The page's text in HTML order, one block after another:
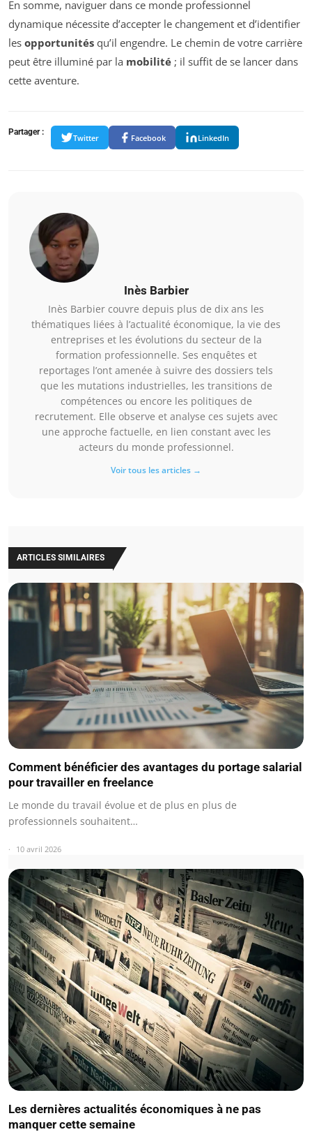
En somme, naviguer dans ce monde professionnel
dynamique nécessite d’accepter le changement et d’identifier
les opportunités qu’il engendre. Le chemin de votre carrière
peut être illuminé par la mobilité ; il suffit de se lancer dans
cette aventure.
Partager :
Twitter Facebook LinkedIn
Inès Barbier
Inès Barbier couvre depuis plus de dix ans les
thématiques liées à l’actualité économique, la vie des
entreprises et les évolutions du secteur de la
formation professionnelle. Ses enquêtes et
reportages l’ont amenée à suivre des dossiers tels
que les mutations industrielles, les transitions de
compétences ou encore les politiques de
recrutement. Elle observe et analyse ces sujets avec
une approche factuelle, en lien constant avec les
acteurs du monde professionnel.
Voir tous les articles →
ARTICLES SIMILAIRES
Comment bénéficier des avantages du portage salarial
pour travailler en freelance
Le monde du travail évolue et de plus en plus de
professionnels souhaitent…
10 avril 2026
Les dernières actualités économiques à ne pas
manquer cette semaine